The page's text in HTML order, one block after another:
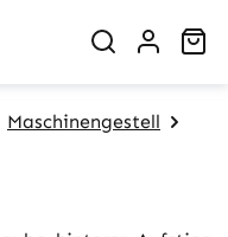
Maschinengestell